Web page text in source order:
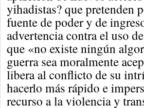
yihadistas? que pretenden
fuente de poder y de
advertencia contra el uso
que «no existe ningún
guerra sea moralmente
libera al conflicto de su
hacerlo más rápido e
recurso a la violencia y